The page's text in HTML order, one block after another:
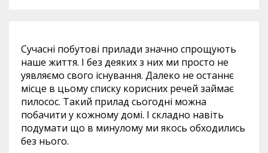
Сучасні побутові прилади значно спрощують
наше життя. І без деяких з них ми просто не
уявляємо свого існування. Далеко не останнє
місце в цьому списку корисних речей займає
пилосос. Такий прилад сьогодні можна
побачити у кожному домі. І складно навіть
подумати що в минулому ми якось обходились
без нього.